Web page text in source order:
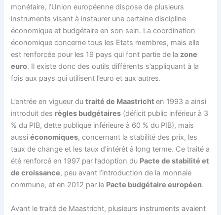
monétaire, l’Union européenne dispose de plusieurs
instruments visant à instaurer une certaine discipline
économique et budgétaire en son sein. La coordination
économique concerne tous les Etats membres, mais elle
est renforcée pour les 19 pays qui font partie de la zone
euro. Il existe donc des outils différents s’appliquant à la
fois aux pays qui utilisent l’euro et aux autres.
L’entrée en vigueur dutraité de Maastrichten 1993 a ainsi
introduit des règles budgétaires (déficit public inférieur à 3
% du PIB, dette publique inférieure à 60 % du PIB), mais
aussiéconomiques, concernant la stabilité des prix, les
taux de change et les taux d’intérêt à long terme. Ce traité a
été renforcé en 1997 par l’adoption du Pacte de stabilité et
de croissance, peu avant l’introduction de la monnaie
commune, et en 2012 par le Pacte budgétaire européen.
Avant le traité de Maastricht, plusieurs instruments avaient